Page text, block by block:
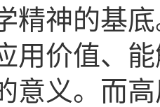
精神的基
用价值、
意义。而